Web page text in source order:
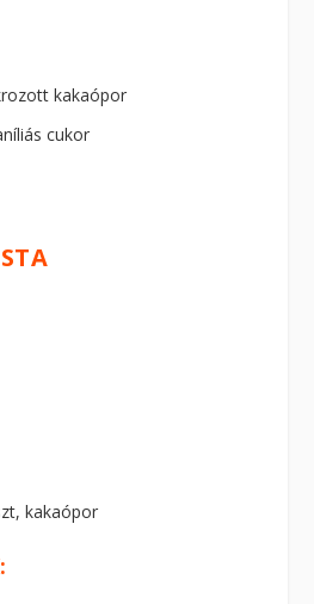
kakaópor
cukor
kakaópor